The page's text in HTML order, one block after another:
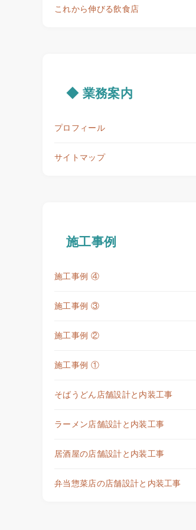
これから伸びる飲食店
◆ 業務案内
プロフィール
サイトマップ
施工事例
施工事例 ④
施工事例 ③
施工事例 ②
施工事例 ①
そばうどん店舗設計と内装工事
ラーメン店舗設計と内装工事
居酒屋の店舗設計と内装工事
弁当惣菜店の店舗設計と内装工事